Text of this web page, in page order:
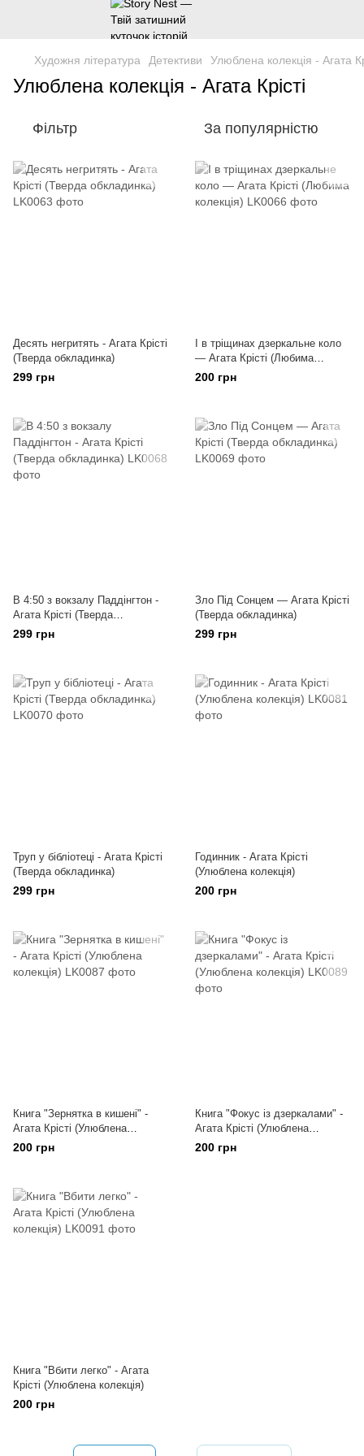
Художня література Детективи Улюблена колекція - Агата
Улюблена колекція - Агата Крісті
Фільтр За популярністю
Десять негритять - Агата Крісті
(Тверда обкладинка)
299 грн
І в тріщинах дзеркальне коло
— Агата Крісті (Любима
колекція)
200 грн
В 4:50 з вокзалу Паддінгтон -
Агата Крісті (Тверда
обкладинка)
299 грн
Зло Під Сонцем — Агата Крісті
(Тверда обкладинка)
299 грн
Труп у бібліотеці - Агата Крісті
(Тверда обкладинка)
299 грн
Годинник - Агата Крісті
(Улюблена колекція)
200 грн
Книга "Зернятка в кишені" -
Агата Крісті (Улюблена
колекція)
200 грн
Книга "Фокус із дзеркалами" -
Агата Крісті (Улюблена
колекція)
200 грн
Книга "Вбити легко" - Агата
Крісті (Улюблена колекція)
200 грн